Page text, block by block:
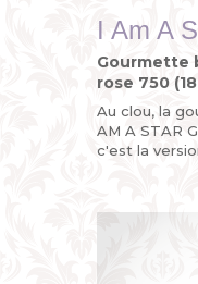
I Am A
Gourmette
rose 750
Au clou, la
AM A STAR
c'est la